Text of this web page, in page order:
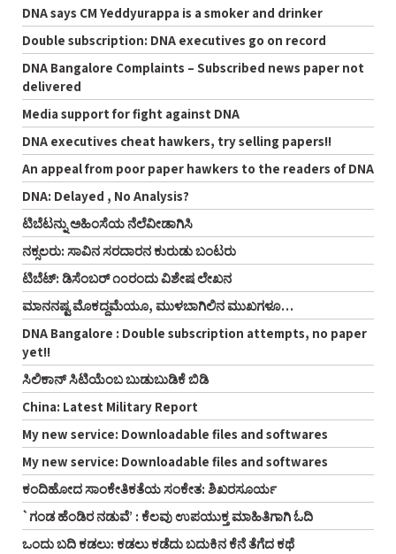
DNA says CM Yeddyurappa is a smoker and drinker
Double subscription: DNA executives go on record
DNA Bangalore Complaints – Subscribed news paper not
delivered
Media support for fight against DNA
DNA executives cheat hawkers, try selling papers!!
An appeal from poor paper hawkers to the readers of DNA
DNA: Delayed , No Analysis?
ಟಿಬೆಟನ್ನು ಅಹಿಂಸೆಯ ನೆಲೆವೀಡಾಗಿಸಿ
ನಕ್ಸಲರು: ಸಾವಿನ ಸರದಾರನ ಕುರುಡು ಬಂಟರು
ಟಿಬೆಟ್: ಡಿಸೆಂಬರ್ ೧೦ರಂದು ವಿಶೇಷ ಲೇಖನ
ಮಾನನಷ್ಟ ಮೊಕದ್ದಮೆಯೂ, ಮುಳಬಾಗಿಲಿನ ಮುಖಗಳೂ…
DNA Bangalore : Double subscription attempts, no paper
yet!!
ಸಿಲಿಕಾನ್ ಸಿಟಿಯೆಂಬ ಬುಡುಬುಡಿಕೆ ಬಿಡಿ
China: Latest Military Report
My new service: Downloadable files and softwares
My new service: Downloadable files and softwares
ಕಂದಿಹೋದ ಸಾಂಕೇತಿಕತೆಯ ಸಂಕೇತ: ಶಿಖರಸೂರ್ಯ
`ಗಂಡ ಹೆಂಡಿರ ನಡುವೆ’ : ಕೆಲವು ಉಪಯುಕ್ತ ಮಾಹಿತಿಗಾಗಿ ಓದಿ
ಒಂದು ಬದಿ ಕಡಲು: ಕಡಲು ಕಡೆದು ಬದುಕಿನ ಕೆನೆ ತೆಗೆದ ಕಥೆ